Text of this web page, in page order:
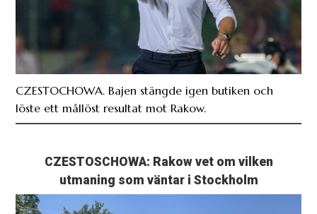
CZESTOCHOWA. Bajen stängde igen butiken och
löste ett mållöst resultat mot Rakow.
CZESTOSCHOWA: Rakow vet om vilken
utmaning som väntar i Stockholm